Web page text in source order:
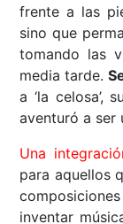
frente a las
sino que
tomando las
media tarde.
a ‘la celosa’,
aventuró a ser
Una
para aquellos
inventar